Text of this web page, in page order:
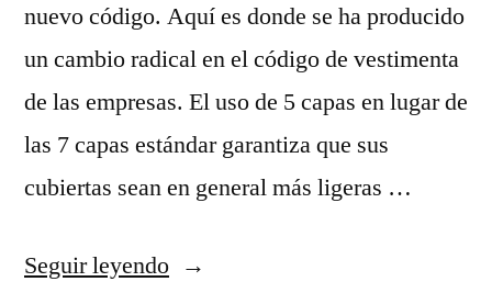
nuevo código. Aquí es donde se ha producido
un cambio radical en el código de vestimenta
de las empresas. El uso de 5 capas en lugar de
las 7 capas estándar garantiza que sus
cubiertas sean en general más ligeras …
Seguir leyendo«Anexo:Temporada